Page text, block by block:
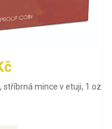
mince v etuji, 1 oz